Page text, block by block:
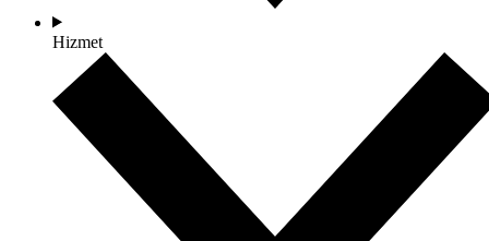
Hizmet